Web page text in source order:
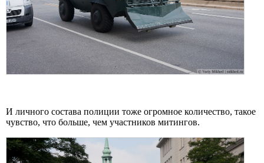
И личного состава полиции тоже огромное количество, такое
чувство, что больше, чем участников митингов.